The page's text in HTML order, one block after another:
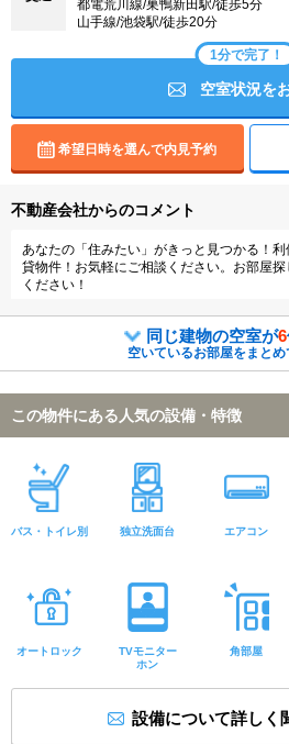
都電荒川線/巣鴨新田駅/徒歩5分
山手線/池袋駅/徒歩20分
1分で完了！
空室状況を
希望日時を選んで内見予約
不動産会社からのコメント
あなたの「住みたい」がきっと見つかる！
貸物件！お気軽にご相談ください。お部屋
ください！
同じ建物の空室が6
空いているお部屋をまとめ
この物件にある人気の設備・特徴
バス・トイレ別 独立洗面台 エアコン
オートロック
TVモニター
ホン
角部屋
設備について詳しく